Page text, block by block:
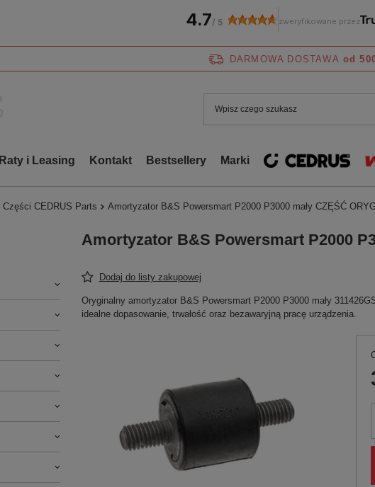
DARMOWA DOSTAWA od
Raty i Leasing Kontakt Bestsellery Marki
Części CEDRUS Parts Amortyzator B&S Powersmart P2000 P3000 mały CZĘŚĆ
Amortyzator B&S Powersmart P2000
Dodaj do listy zakupowej
Oryginalny amortyzator B&S Powersmart P2000 P3000 mały
idealne dopasowanie, trwałość oraz bezawaryjną pracę urządzenia.
4.7/ 5 zweryfikowane przez